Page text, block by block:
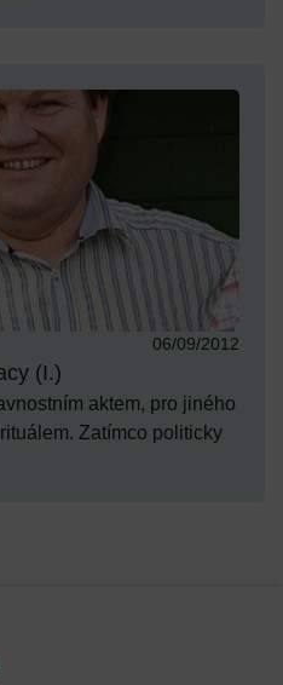
06/09/2012
(I.)
aktem, pro jiného
Zatímco politicky